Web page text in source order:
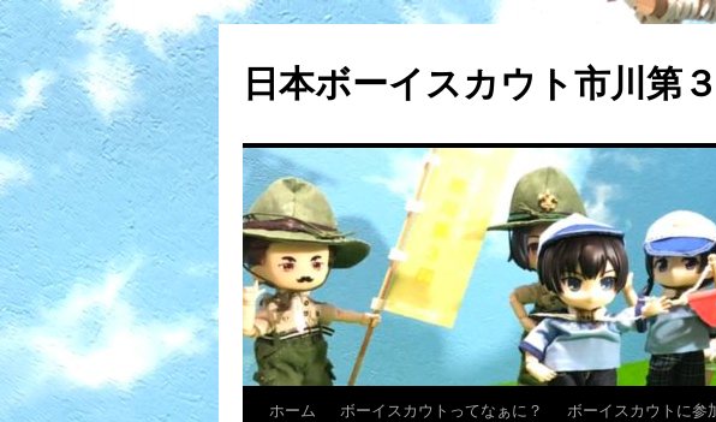
日本ボーイスカウト市川第
ホーム ボーイスカウトってなぁに？ ボーイスカウトに参